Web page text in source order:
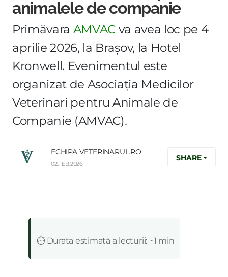
animalele de companie
Primăvara AMVACva avea loc pe 4
aprilie 2026, la Brașov, la Hotel
Kronwell. Evenimentul este
organizat de Asociația Medicilor
Veterinari pentru Animale de
Companie (AMVAC).
ECHIPA VETERINARUL.RO
02.FEB.2026
SHARE
⏱️ Durata estimată a lecturii: ~1 min